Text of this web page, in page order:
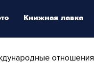
отношения
Книжная лавка